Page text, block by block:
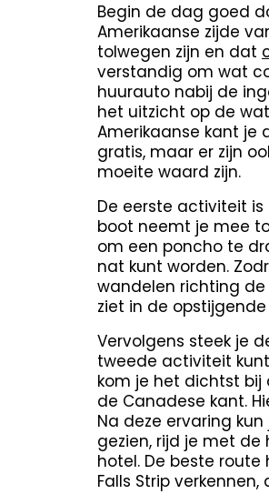
Begin de dag goed
Amerikaanse zijde
tolwegen zijn en dat
verstandig om wat
huurauto nabij de
het uitzicht op de
Amerikaanse kant je
gratis, maar er zijn
moeite waard zijn.
De eerste activiteit
boot neemt je mee
om een poncho te
nat kunt worden.
wandelen richting de
ziet in de
Vervolgens steek je
tweede activiteit
kom je het dichtst bij
de Canadese kant.
Na deze ervaring
gezien, rijd je met
hotel. De beste route
Falls Strip